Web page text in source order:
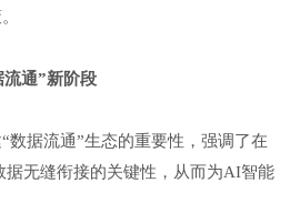
流通”新阶段
数据流通”生态的重要性，强调了在
据无缝衔接的关键性，从而为AI智能